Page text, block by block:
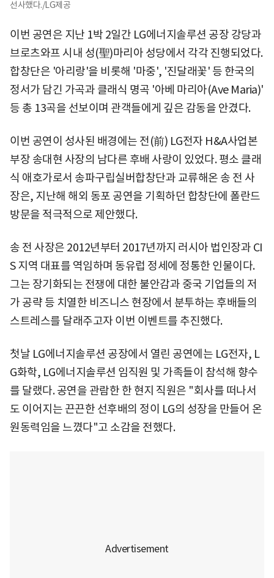
선사했다./LG제공
이번 공연은 지난 1박 2일간 LG에너지솔루션 공장 강당과
브로츠와프 시내 성(聖)마리아 성당에서 각각 진행되었다.
합창단은 '아리랑'을 비롯해 '마중', '진달래꽃' 등 한국의
정서가 담긴 가곡과 클래식 명곡 '아베 마리아(Ave Maria)'
등 총 13곡을 선보이며 관객들에게 깊은 감동을 안겼다.
이번 공연이 성사된 배경에는 전(前) LG전자 H&A사업본
부장 송대현 사장의 남다른 후배 사랑이 있었다. 평소 클래
식 애호가로서 송파구립실버합창단과 교류해온 송 전 사
장은, 지난해 해외 동포 공연을 기획하던 합창단에 폴란드
방문을 적극적으로 제안했다.
송 전 사장은 2012년부터 2017년까지 러시아 법인장과 CI
S 지역 대표를 역임하며 동유럽 정세에 정통한 인물이다.
그는 장기화되는 전쟁에 대한 불안감과 중국 기업들의 저
가 공략 등 치열한 비즈니스 현장에서 분투하는 후배들의
스트레스를 달래주고자 이번 이벤트를 추진했다.
첫날 LG에너지솔루션 공장에서 열린 공연에는 LG전자, L
G화학, LG에너지솔루션 임직원 및 가족들이 참석해 향수
를 달랬다. 공연을 관람한 한 현지 직원은 "회사를 떠나서
도 이어지는 끈끈한 선후배의 정이 LG의 성장을 만들어 온
원동력임을 느꼈다"고 소감을 전했다.